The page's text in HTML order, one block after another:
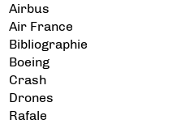
Airbus
Air France
Bibliographie
Boeing
Crash
Drones
Rafale